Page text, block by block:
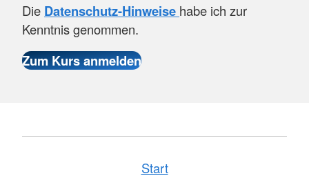
Die Datenschutz-Hinweise habe ich zur
Kenntnis genommen.
Start